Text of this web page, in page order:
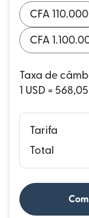
CFA 110.000
CFA
Taxa de
1 USD =
Tarifa
Total